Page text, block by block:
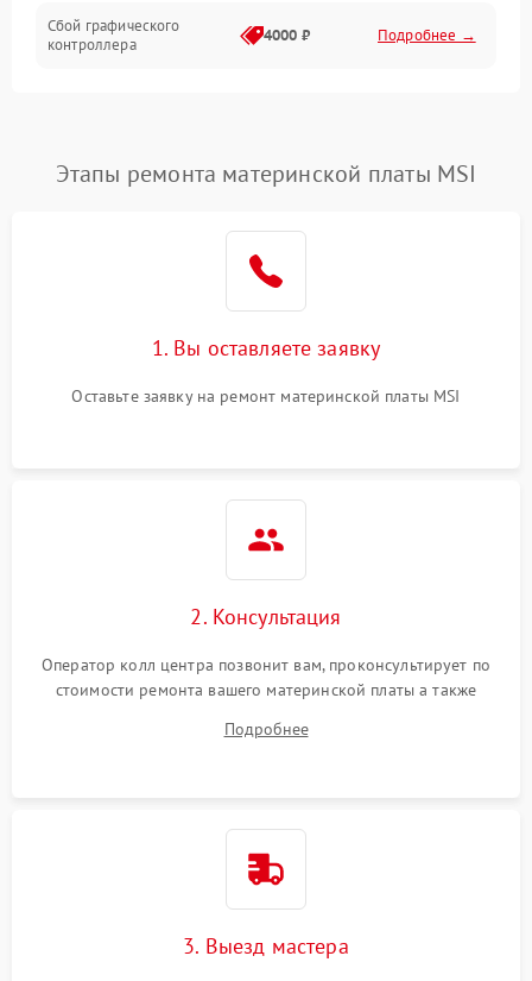
Сбой графического
контроллера
4000 ₽ Подробнее →
Этапы ремонта материнской платы MSI
1. Вы оставляете заявку
Оставьте заявку на ремонт материнской платы MSI
2. Консультация
Оператор колл центра позвонит вам, проконсультирует по
стоимости ремонта вашего материнской платы а также
Подробнее
3. Выезд мастера